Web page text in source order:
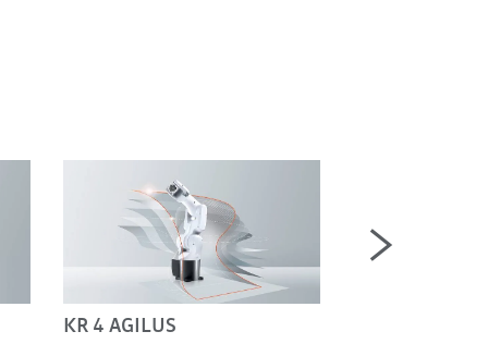
z wydajnymi
KR 4 AGILUS